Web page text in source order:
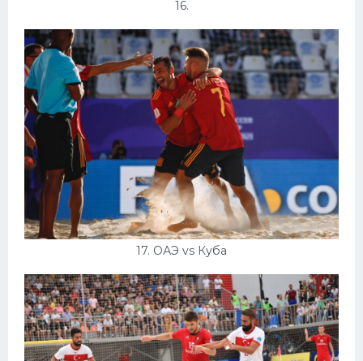
16.
17. ОАЭ vs Куба